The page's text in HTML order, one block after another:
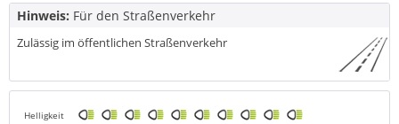
Hinweis: Für den Straßenverkehr
Zulässig im öffentlichen Straßenverkehr
Helligkeit